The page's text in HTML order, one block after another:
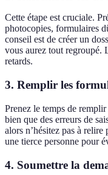
Cette étape est cruciale.
photocopies, formulaires
conseil est de créer un
vous aurez tout regroupé.
retards.
3. Remplir les
Prenez le temps de
bien que des erreurs de
alors n’hésitez pas à
une tierce personne pour
4. Soumettre la